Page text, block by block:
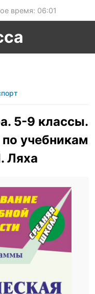
время: 06:01
5-9 классы.
учебникам
Ляха